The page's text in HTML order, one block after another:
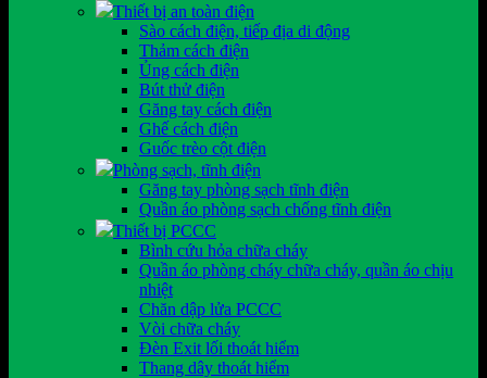
Thiết bị an toàn điện
Sào cách điện, tiếp địa di động
Thảm cách điện
Ủng cách điện
Bút thử điện
Găng tay cách điện
Ghế cách điện
Guốc trèo cột điện
Phòng sạch, tĩnh điện
Găng tay phòng sạch tĩnh điện
Quần áo phòng sạch chống tĩnh điện
Thiết bị PCCC
Bình cứu hỏa chữa cháy
Quần áo phòng cháy chữa cháy, quần áo chịu
nhiệt
Chăn dập lửa PCCC
Vòi chữa cháy
Đèn Exit lối thoát hiểm
Thang dây thoát hiểm